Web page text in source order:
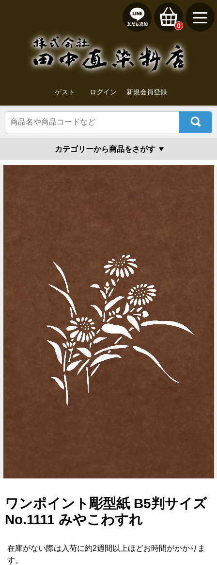
ゲスト ログイン 新規会員登録
0
カテゴリーから商品をさがす
ワンポイント彫型紙 B5判サイズ
No.1111 みやこわすれ
在庫がない際は入荷に約2週間以上ほどお時間がかかりま
す。